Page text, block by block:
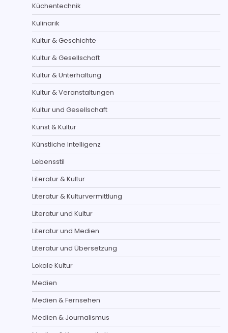
Küchentechnik
Kulinarik
Kultur & Geschichte
Kultur & Gesellschaft
Kultur & Unterhaltung
Kultur & Veranstaltungen
Kultur und Gesellschaft
Kunst & Kultur
Künstliche Intelligenz
Lebensstil
Literatur & Kultur
Literatur & Kulturvermittlung
Literatur und Kultur
Literatur und Medien
Literatur und Übersetzung
Lokale Kultur
Medien
Medien & Fernsehen
Medien & Journalismus